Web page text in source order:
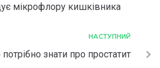
мікрофлору кишківника
НАСТУПНИЙ
знати про простатит